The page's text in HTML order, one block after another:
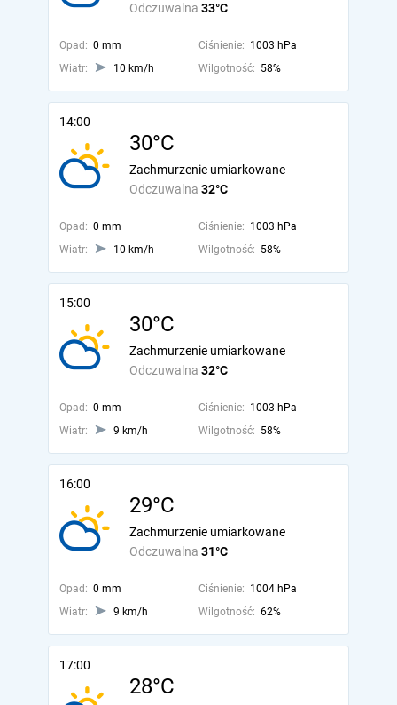
Odczuwalna 33°C
Opad: 0 mm Ciśnienie: 1003 hPa
Wiatr:
10 km/h Wilgotność: 58%
14:00
30°C
Odczuwalna 32°C
Zachmurzenie umiarkowane
Opad: 0 mm Ciśnienie: 1003 hPa
Wiatr:
10 km/h Wilgotność: 58%
15:00
30°C
Odczuwalna 32°C
Zachmurzenie umiarkowane
Opad: 0 mm Ciśnienie: 1003 hPa
Wiatr:
9 km/h Wilgotność: 58%
16:00
29°C
Odczuwalna 31°C
Zachmurzenie umiarkowane
Opad: 0 mm Ciśnienie: 1004 hPa
Wiatr:
9 km/h Wilgotność: 62%
17:00
28°C